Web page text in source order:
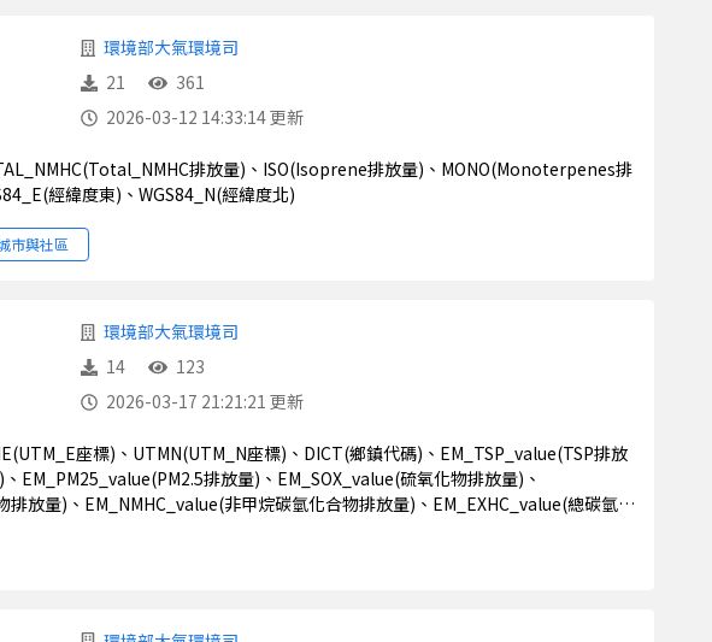
環境部大氣環境司
21
361
2026-03-12 14:33:14 更新
經緯度東)、WGS84_N(經緯度北)
市與社區
環境部大氣環境司
14
123
2026-03-17 21:21:21 更新
EM_PM25_value(PM2.5排放量)、EM_SOX_value(硫氧化物排放量)、
放量)、EM_NMHC_value(非甲烷碳氫化合物排放量)、EM_EXHC_value(總碳氫化
氨排放量)